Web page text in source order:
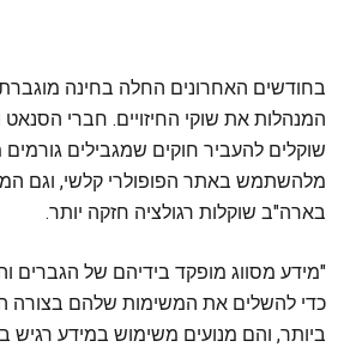
בחודשים האחרונים החלה בחינה
המנהלות את שוקי החיזויים. חברי
שוקלים להעביר חוקים שמגבילים
מלהשתמש באתר הפופולרי קלשי, וגם
בארה"ב שוקלות רגולציה חזקה יותר.
"מידע מסווג מופקד בידיהם של הגברים
כדי להשלים את המשימות שלהם בצורה
ביותר, והם מנועים משימוש במידע רגיש